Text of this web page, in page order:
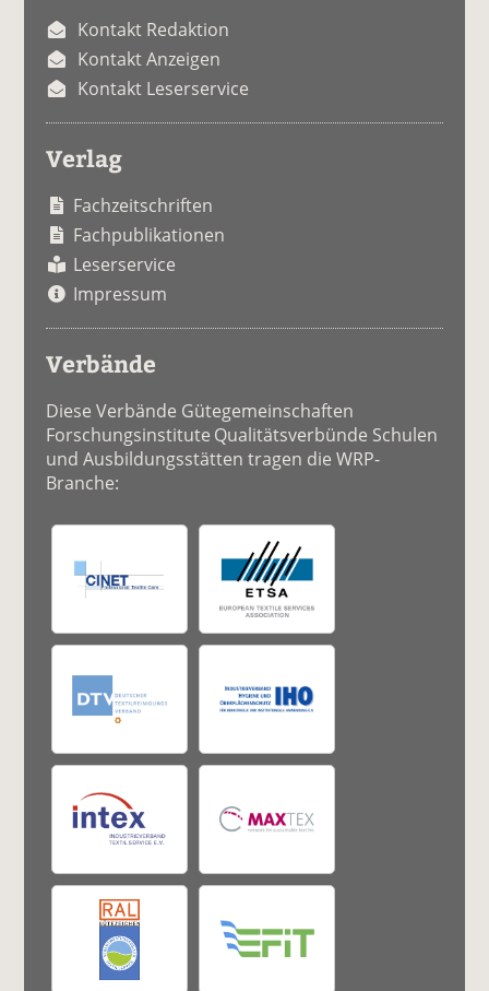
Kontakt Redaktion
Kontakt Anzeigen
Kontakt Leserservice
Verlag
Fachzeitschriften
Fachpublikationen
Leserservice
Impressum
Verbände
Diese Verbände Gütegemeinschaften
Forschungsinstitute Qualitätsverbünde Schulen
und Ausbildungsstätten tragen die WRP-
Branche: